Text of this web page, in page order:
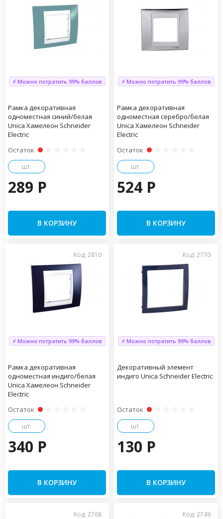
⚡ Можно потратить 99% баллов
Рамка декоративная
одноместная синий/белая
Unica Хамелеон Schneider
Electric
Остаток
шт.
289 P
В КОРЗИНУ
⚡ Можно потратить 99% баллов
Рамка декоративная
одноместная серебро/белая
Unica Хамелеон Schneider
Electric
Остаток
шт.
524 P
В КОРЗИНУ
Код: 2810
⚡ Можно потратить 99% баллов
Рамка декоративная
одноместная индиго/белая
Unica Хамелеон Schneider
Electric
Остаток
шт.
340 P
В КОРЗИНУ
Код: 2770
⚡ Можно потратить 99% баллов
Декоративный элемент
индиго Unica Schneider Electric
Остаток
шт.
130 P
В КОРЗИНУ
Код: 2768 Код: 2749